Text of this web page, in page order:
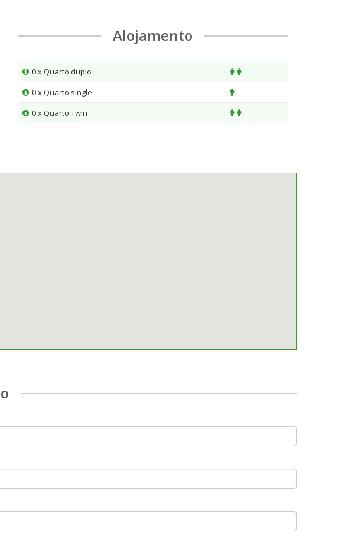
Alojamento
0 x Quarto duplo
0 x Quarto single
0 x Quarto Twin